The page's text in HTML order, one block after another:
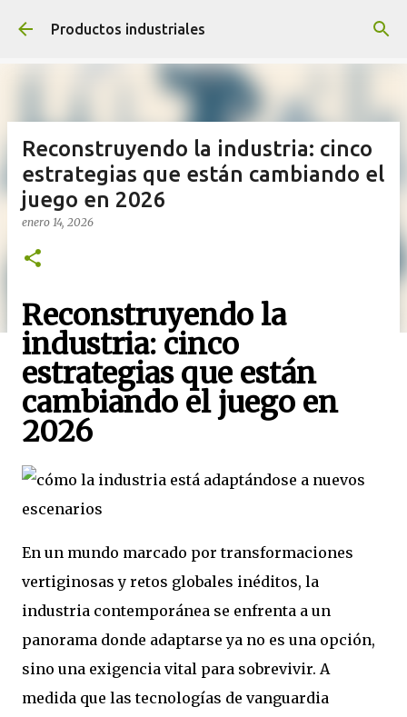
Ir al contenido principal
Productos industriales
Reconstruyendo la industria: cinco
estrategias que están cambiando el
juego en 2026
enero 14, 2026
Reconstruyendo la
industria: cinco
estrategias que están
cambiando el juego en
2026
En un mundo marcado por transformaciones
vertiginosas y retos globales inéditos, la
industria contemporánea se enfrenta a un
panorama donde adaptarse ya no es una opción,
sino una exigencia vital para sobrevivir. A
medida que las tecnologías de vanguardia